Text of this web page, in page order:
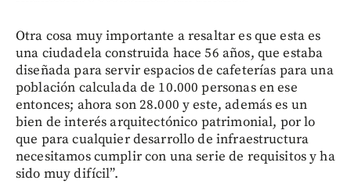
Otra cosa muy importante a resaltar es que esta es
una ciudadela construida hace 56 años, que estaba
diseñada para servir espacios de cafeterías para una
población calculada de 10.000 personas en ese
entonces; ahora son 28.000 y este, además es un
bien de interés arquitectónico patrimonial, por lo
que para cualquier desarrollo de infraestructura
necesitamos cumplir con una serie de requisitos y ha
sido muy difícil”.